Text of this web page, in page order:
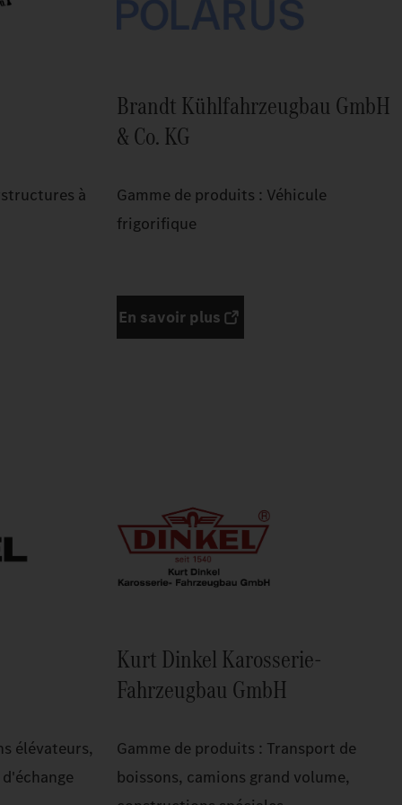
à
Brandt Kühlfahrzeugbau GmbH
& Co. KG
Gamme de produits : Véhicule
frigorifique
En savoir plus
élévateurs,
Kurt Dinkel Karosserie-
Fahrzeugbau GmbH
Gamme de produits : Transport de
boissons, camions grand volume,